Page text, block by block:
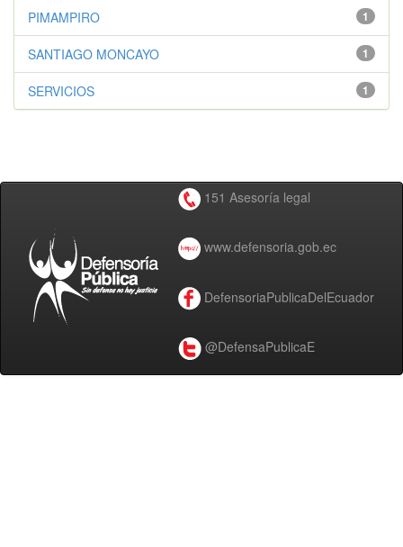
1
PIMAMPIRO
1
SANTIAGO MONCAYO
1
SERVICIOS
151 Asesoría legal
www.defensoria.gob.ec
DefensoriaPublicaDelEcuador
@DefensaPublicaE